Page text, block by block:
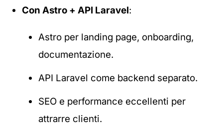
Con Astro + API Laravel:
Astro per landing page, onboarding,
documentazione.
API Laravel come backend separato.
SEO e performance eccellenti per
attrarre clienti.